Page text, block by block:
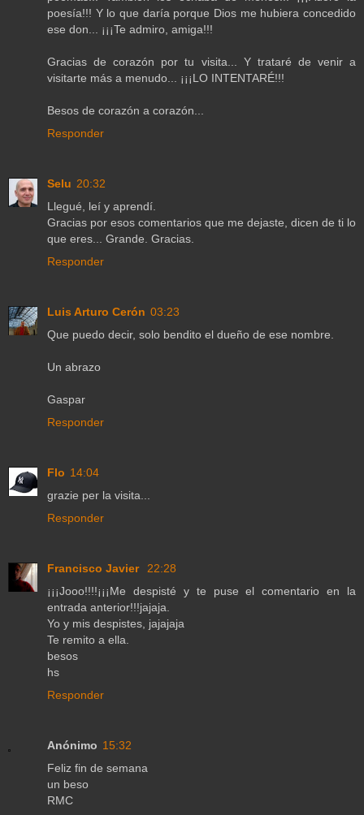
poesía!!! Y lo que daría porque Dios me hubiera concedido
ese don... ¡¡¡Te admiro, amiga!!!
Gracias de corazón por tu visita... Y trataré de venir a
visitarte más a menudo... ¡¡¡LO INTENTARÉ!!!
Besos de corazón a corazón...
Responder
Selu 20:32
Llegué, leí y aprendí.
Gracias por esos comentarios que me dejaste, dicen de ti lo
que eres... Grande. Gracias.
Responder
Luis Arturo Cerón 03:23
Que puedo decir, solo bendito el dueño de ese nombre.
Un abrazo
Gaspar
Responder
Flo 14:04
grazie per la visita...
Responder
Francisco Javier
22:28
¡¡¡Jooo!!!!¡¡¡Me despisté y te puse el comentario en la
entrada anterior!!!jajaja.
Yo y mis despistes, jajajaja
Te remito a ella.
besos
hs
Responder
Anónimo 15:32
Feliz fin de semana
un beso
RMC